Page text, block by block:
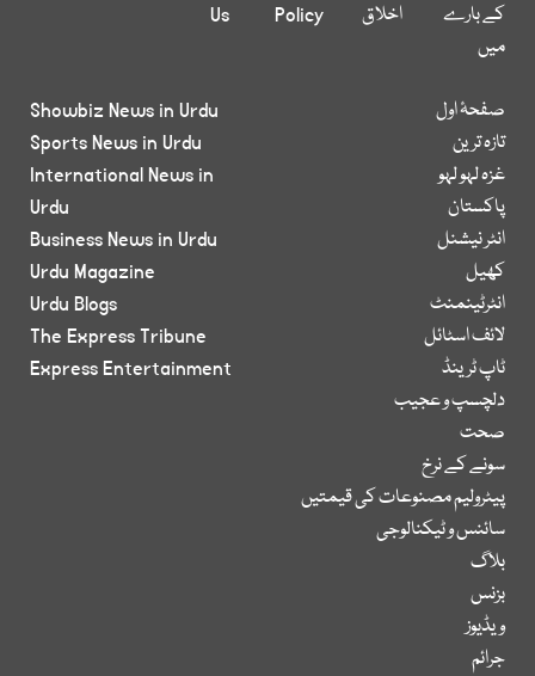
کے بارے
میں
اخلاق
Policy
Us
صفحۂ اول
تازہ ترین
غزہ لہو لہو
پاکستان
انٹر نیشنل
کھیل
انٹرٹینمنٹ
لائف اسٹائل
ٹاپ ٹرینڈ
دلچسپ و عجیب
صحت
سونے کے نرخ
پیٹرولیم مصنوعات کی قیمتیں
سائنس و ٹیکنالوجی
بلاگ
بزنس
ویڈیوز
جرائم
Showbiz News in Urdu
Sports News in Urdu
International News in
Urdu
Business News in Urdu
Urdu Magazine
Urdu Blogs
The Express Tribune
Express Entertainment